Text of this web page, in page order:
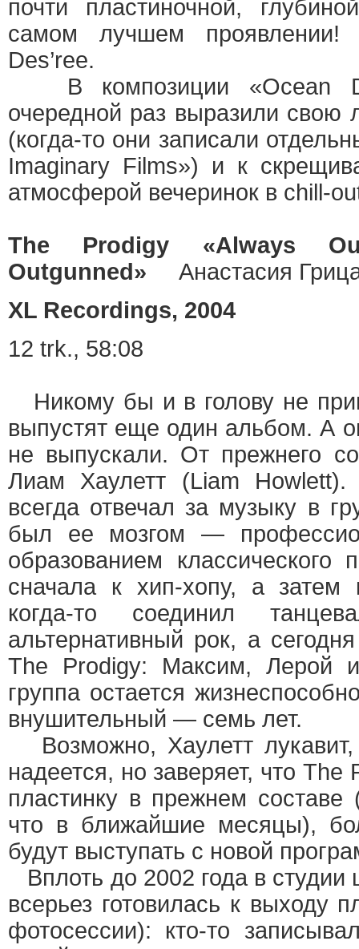
почти пластиночной,
самом лучшем проявлении!
Des’ree.
В композиции «Ocean
очередной раз выразили свою
(когда-то они записали
Imaginary Films») и к
атмосферой вечеринок в chill-
The Prodigy «Always
Outgunned»
Анастасия
XL Recordings, 2004
12 trk., 58:08
Никому бы и в голову не
выпустят еще один альбом. А
не выпускали. От прежнего
Лиам Хаулетт (Liam
всегда отвечал за музыку в
был ее мозгом —
образованием классического
сначала к хип-хопу, а
когда-то соединил
альтернативный рок, а
The Prodigy: Максим, Лерой и
группа остается
внушительный — семь лет.
Возможно, Хаулетт лукавит,
надеется, но заверяет, что
пластинку в прежнем
что в ближайшие месяцы),
будут выступать с новой
Вплоть до 2002 года в
всерьез готовилась к выходу
фотосессии): кто-то